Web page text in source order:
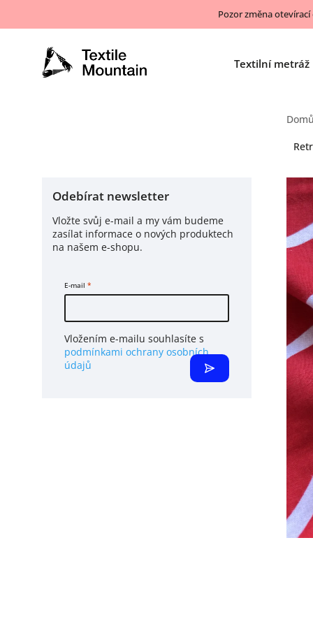
Pozor změna
Textilní metráž
Odebírat newsletter
Vložte svůj e-mail a my vám budeme
zasílat informace o nových produktech
na našem e-shopu.
E-mail
Vložením e-mailu souhlasíte s
podmínkami ochrany osobních
údajů